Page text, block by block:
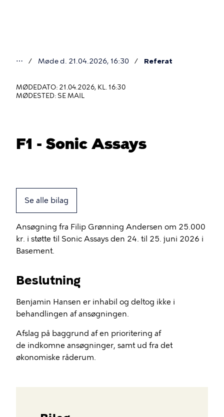
er
her
⋯ Møde d. 21.04.2026, 16:30 Referat
MØDEDATO: 21.04.2026, KL. 16:30
MØDESTED: SE MAIL
F1 - Sonic Assays
Se alle bilag
Ansøgning fra Filip Grønning Andersen om 25.000
kr. i støtte til Sonic Assays den 24. til 25. juni 2026 i
Basement.
Beslutning
Benjamin Hansen er inhabil og deltog ikke i
behandlingen af ansøgningen.
Afslag på baggrund af en prioritering af
de indkomne ansøgninger, samt ud fra det
økonomiske råderum.